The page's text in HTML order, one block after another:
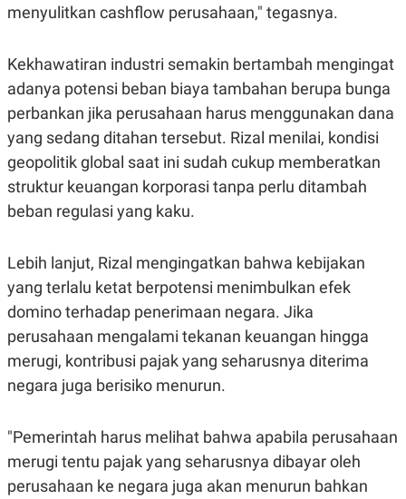
P
U
T
D
A
T
A
I
M
E
S
K
O
T
A
N
L
I
S
U
S
JARINGAN
K
O
N
T
A
C
A
D
E
P
R
E
S
S
L
E
A
S
menyulitkan cashflow perusahaan," tegasnya.
Kekhawatiran industri semakin bertambah mengingat
adanya potensi beban biaya tambahan berupa bunga
perbankan jika perusahaan harus menggunakan dana
yang sedang ditahan tersebut. Rizal menilai, kondisi
geopolitik global saat ini sudah cukup memberatkan
struktur keuangan korporasi tanpa perlu ditambah
beban regulasi yang kaku.
Lebih lanjut, Rizal mengingatkan bahwa kebijakan
yang terlalu ketat berpotensi menimbulkan efek
domino terhadap penerimaan negara. Jika
perusahaan mengalami tekanan keuangan hingga
merugi, kontribusi pajak yang seharusnya diterima
negara juga berisiko menurun.
"Pemerintah harus melihat bahwa apabila perusahaan
merugi tentu pajak yang seharusnya dibayar oleh
perusahaan ke negara juga akan menurun bahkan